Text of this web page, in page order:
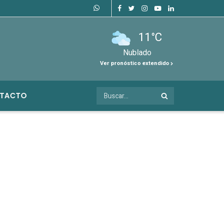
11°C
Nublado
Ver pronóstico extendido